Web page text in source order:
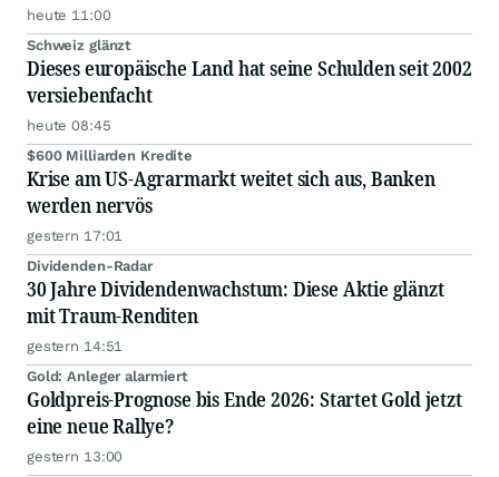
heute 11:00
Schweiz glänzt
Dieses europäische Land hat seine Schulden seit 2002
versiebenfacht
heute 08:45
$600 Milliarden Kredite
Krise am US-Agrarmarkt weitet sich aus, Banken
werden nervös
gestern 17:01
Dividenden-Radar
30 Jahre Dividendenwachstum: Diese Aktie glänzt
mit Traum-Renditen
gestern 14:51
Gold: Anleger alarmiert
Goldpreis-Prognose bis Ende 2026: Startet Gold jetzt
eine neue Rallye?
gestern 13:00